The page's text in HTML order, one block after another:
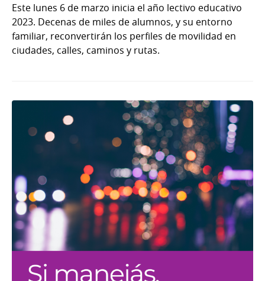
Este lunes 6 de marzo inicia el año lectivo educativo
2023. Decenas de miles de alumnos, y su entorno
familiar, reconvertirán los perfiles de movilidad en
ciudades, calles, caminos y rutas.